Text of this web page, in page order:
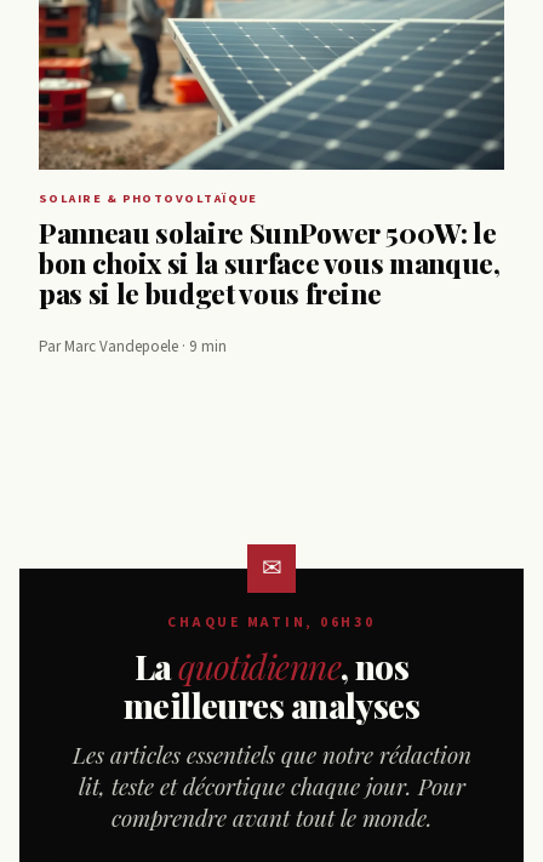
SOLAIRE & PHOTOVOLTAÏQUE
Panneau solaire SunPower 500W: le
bon choix si la surface vous manque,
pas si le budget vous freine
Par Marc Vandepoele · 9 min
CHAQUE MATIN, 06H30
Laquotidienne, nos
meilleures analyses
Les articles essentiels que notre rédaction
lit, teste et décortique chaque jour. Pour
comprendre avant tout le monde.